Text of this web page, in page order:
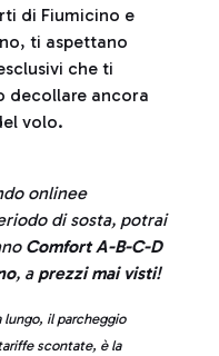
di Fiumicino e
ti aspettano
che ti
decollare ancora
volo.
onlinee
di sosta, potrai
Comfort A-B-C-D
, a prezzi mai visti!
lungo, il parcheggio
scontate, è la